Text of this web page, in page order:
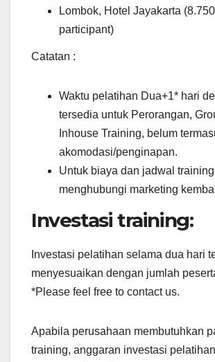
Lombok, Hotel Jayakarta
participant)
Catatan :
Waktu pelatihan Dua+1* hari
tersedia untuk Perorangan,
Inhouse Training, belum
akomodasi/penginapan.
Untuk biaya dan jadwal
menghubungi marketing
Investasi training:
Investasi pelatihan selama dua hari
menyesuaikan dengan jumlah
*Please feel free to contact us.
Apabila perusahaan membutuhkan
training, anggaran investasi